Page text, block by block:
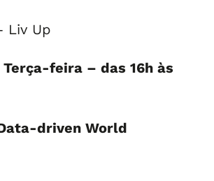
Liv Up
feira – das 16h às
driven World